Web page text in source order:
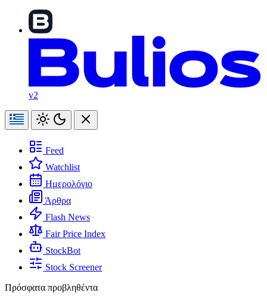
v2
Feed
Watchlist
Ημερολόγιο
Άρθρα
Flash News
Fair Price Index
StockBot
Stock Screener
Πρόσφατα προβληθέντα